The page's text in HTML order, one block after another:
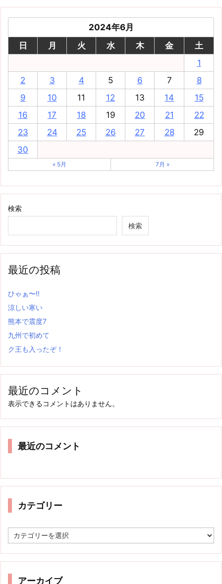
2024年6月
日
月 火 水 木 金
土
1
2
3 4 5 6 7
8
9
10 11 12 13 14
15
16
17 18 19 20 21
22
23
24 25 26 27 28
29
30
« 5月 7月 »
検索
検索
最近の投稿
ひゃぁ〜‼
涼しい寒い
熊本で震度7
九州で初めて
ク王も入ったぞ！
最近のコメント
表示できるコメントはありません。
最近のコメント
カテゴリー
テ
リ
アーカイブ